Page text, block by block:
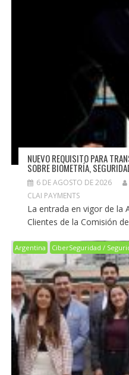
NUEVO REQUISITO PARA
SOBRE BIOMETRÍA,
6 DE AGOSTO DE 2026
CLAI PAYMENTS
La entrada en vigor de la
Clientes de la Comisión
Argentina CiberSeguridad /